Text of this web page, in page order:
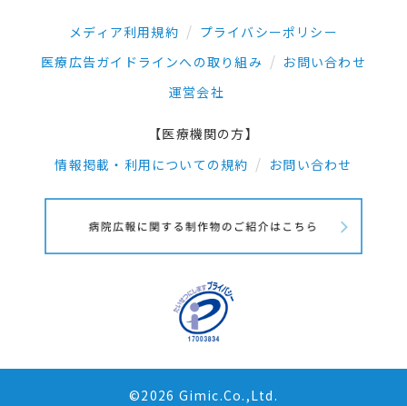
メディア利用規約
プライバシーポリシー
医療広告ガイドラインへの取り組み
お問い合わせ
運営会社
【医療機関の方】
情報掲載・利用についての規約
お問い合わせ
©2026 Gimic.Co.,Ltd.